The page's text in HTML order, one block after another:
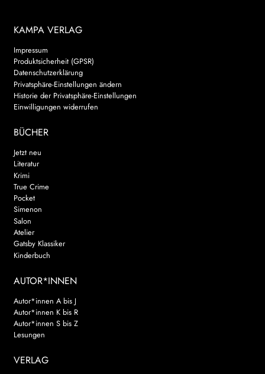
KAMPA VERLAG
Impressum
Produktsicherheit (GPSR)
Datenschutzerklärung
Privatsphäre-Einstellungen ändern
Historie der Privatsphäre-Einstellungen
Einwilligungen widerrufen
BÜCHER
Jetzt neu
Literatur
Krimi
True Crime
Pocket
Simenon
Salon
Atelier
Gatsby Klassiker
Kinderbuch
AUTOR*INNEN
Autor*innen A bis J
Autor*innen K bis R
Autor*innen S bis Z
Lesungen
VERLAG